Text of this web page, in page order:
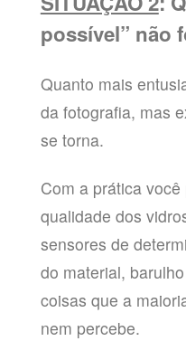
possível” não
Quanto mais
da fotografia, mas
se torna.
Com a prática
qualidade dos
sensores de
do material,
coisas que a
nem percebe.